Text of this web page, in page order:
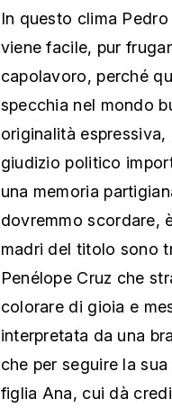
In questo clima
viene facile, pur
capolavoro, perché
specchia nel mondo
originalità
giudizio politico
una memoria
dovremmo scordare,
madri del titolo sono
Penélope Cruz che
colorare di gioia e
interpretata da una
che per seguire la
figlia Ana, cui dà